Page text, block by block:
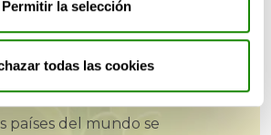
Permitir la selección
todas las cookies
Español de Hábitats
con fichas que pueden ser muy
los diferentes entornos y
países del mundo se